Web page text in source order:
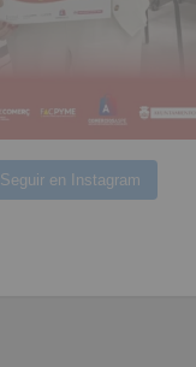
Seguir en Instagram